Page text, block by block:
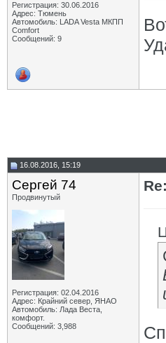
Регистрация: 30.06.2016
Адрес: Тюмень
Автомобиль: LADA Vesta МКПП
Comfort
Сообщений: 9
16.08.2016, 15:19
Сергей 74
Продвинутый
Регистрация: 02.04.2016
Адрес: Крайний север, ЯНАО
Автомобиль: Лада Веста,
комфорт.
Сообщений: 3,988